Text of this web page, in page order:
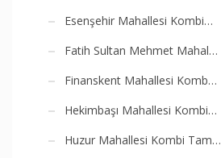
Esenşehir Mahallesi Kombi…
Fatih Sultan Mehmet Mahal…
Finanskent Mahallesi Komb…
Hekimbaşı Mahallesi Kombi…
Huzur Mahallesi Kombi Tam…